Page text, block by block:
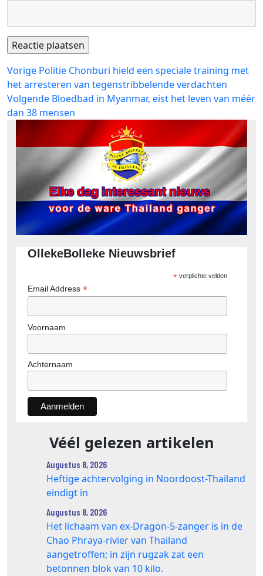
Bericht
navigatie
Vorige Vorig
bericht:
Politie Chonburi hield een speciale training met
het arresteren van tegenstribbelende verdachten
Volgende Volgend
bericht:
Bloedbad in Myanmar, eist het leven van méér
dan 38 mensen
OllekeBolleke Nieuwsbrief
*verplichte velden
Email Address *
Voornaam
Achternaam
Véél gelezen artikelen
Augustus 8, 2026
Heftige achtervolging in Noordoost-Thailand
eindigt in
Augustus 8, 2026
Het lichaam van ex-Dragon‑5‑zanger is in de
Chao Phraya‑rivier van Thailand
aangetroffen; in zijn rugzak zat een
betonnen blok van 10 kilo.